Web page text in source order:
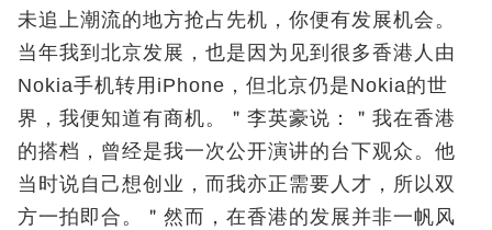
未追上潮流的地方抢占先机，你便有发展机会。
当年我到北京发展，也是因为见到很多香港人由
Nokia手机转用iPhone，但北京仍是Nokia的世
界，我便知道有商机。＂李英豪说：＂我在香港
的搭档，曾经是我一次公开演讲的台下观众。他
当时说自己想创业，而我亦正需要人才，所以双
方一拍即合。＂然而，在香港的发展并非一帆风